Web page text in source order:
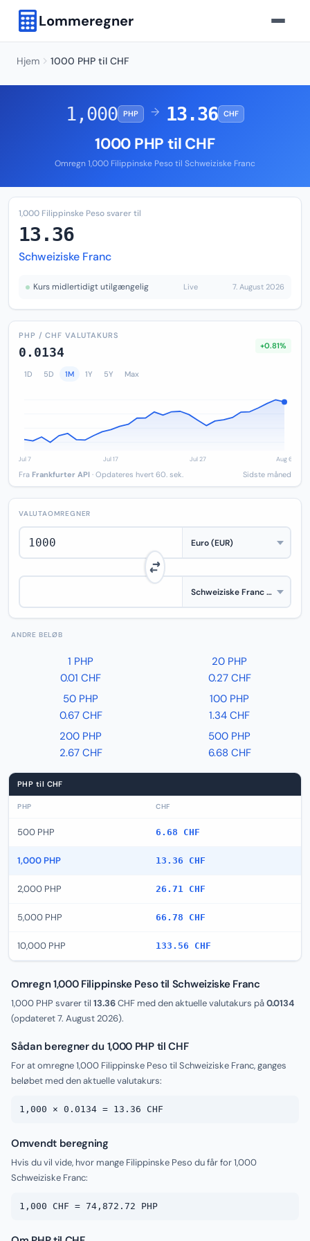
Lommeregner
Hjem 1000 PHP til CHF
1,000 PHP → 13.36 CHF
1000 PHP til CHF
Omregn 1,000 Filippinske Peso til Schweiziske Franc
1,000 Filippinske Peso svarer til
13.36
Schweiziske Franc
Kurs midlertidigt utilgængelig Live 7. August 2026
PHP / CHF VALUTAKURS
0.0134 +0.81%
1D 5D 1M 1Y 5Y Max
Fra Frankfurter API · Opdateres hvert 60. sek. Sidste måned
VALUTAOMREGNER
ANDRE BELØB
1 PHP
0.01 CHF
20 PHP
0.27 CHF
50 PHP
0.67 CHF
100 PHP
1.34 CHF
200 PHP
2.67 CHF
500 PHP
6.68 CHF
PHP til CHF
PHP CHF
500 PHP 6.68 CHF
1,000 PHP 13.36 CHF
2,000 PHP 26.71 CHF
5,000 PHP 66.78 CHF
10,000 PHP 133.56 CHF
Omregn 1,000 Filippinske Peso til Schweiziske Franc
1,000 PHP svarer til 13.36CHF med den aktuelle valutakurs på0.0134
(opdateret7. August 2026).
Sådan beregner du 1,000 PHP til CHF
For at omregne 1,000 Filippinske Peso til Schweiziske Franc, ganges
beløbet med den aktuelle valutakurs:
1,000 × 0.0134 = 13.36 CHF
Omvendt beregning
Hvis du vil vide, hvor mange Filippinske Peso du får for 1,000
Schweiziske Franc:
1,000 CHF = 74,872.72 PHP